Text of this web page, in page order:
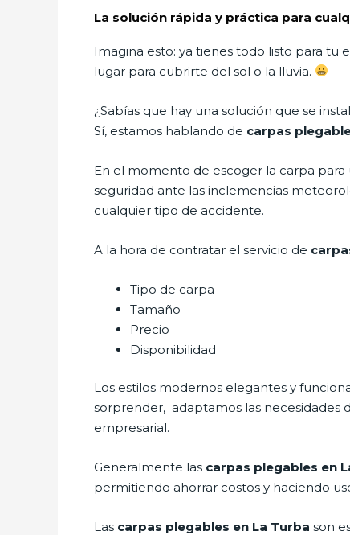
La solución rápida y práctica para
Imagina esto: ya tienes todo listo para tu
lugar para cubrirte del sol o la lluvia.
¿Sabías que hay una solución que se
Sí, estamos hablando de carpas
En el momento de escoger la carpa
seguridad ante las inclemencias
cualquier tipo de accidente.
A la hora de contratar el servicio de
Tipo de carpa
Tamaño
Precio
Disponibilidad
Los estilos modernos elegantes y
sorprender, adaptamos las necesidades
empresarial.
Generalmente las carpas plegables en
permitiendo ahorrar costos y haciendo
Las carpas plegables en La Turba son